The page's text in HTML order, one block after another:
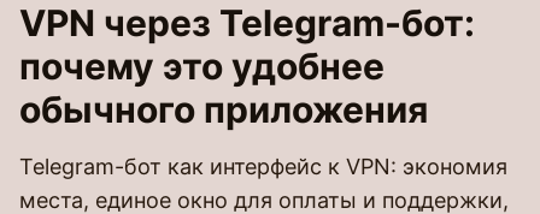
VPN через Telegram-бот:
почему это удобнее
обычного приложения
Telegram-бот как интерфейс к VPN: экономия
места, единое окно для оплаты и поддержки,